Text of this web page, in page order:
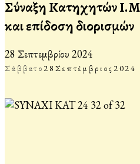
Σύναξη Κατηχητών
και επίδοση διορισμών
28 Σεπτεμβρίου 2024
Σάββατο28 Σεπτέμβριος2024